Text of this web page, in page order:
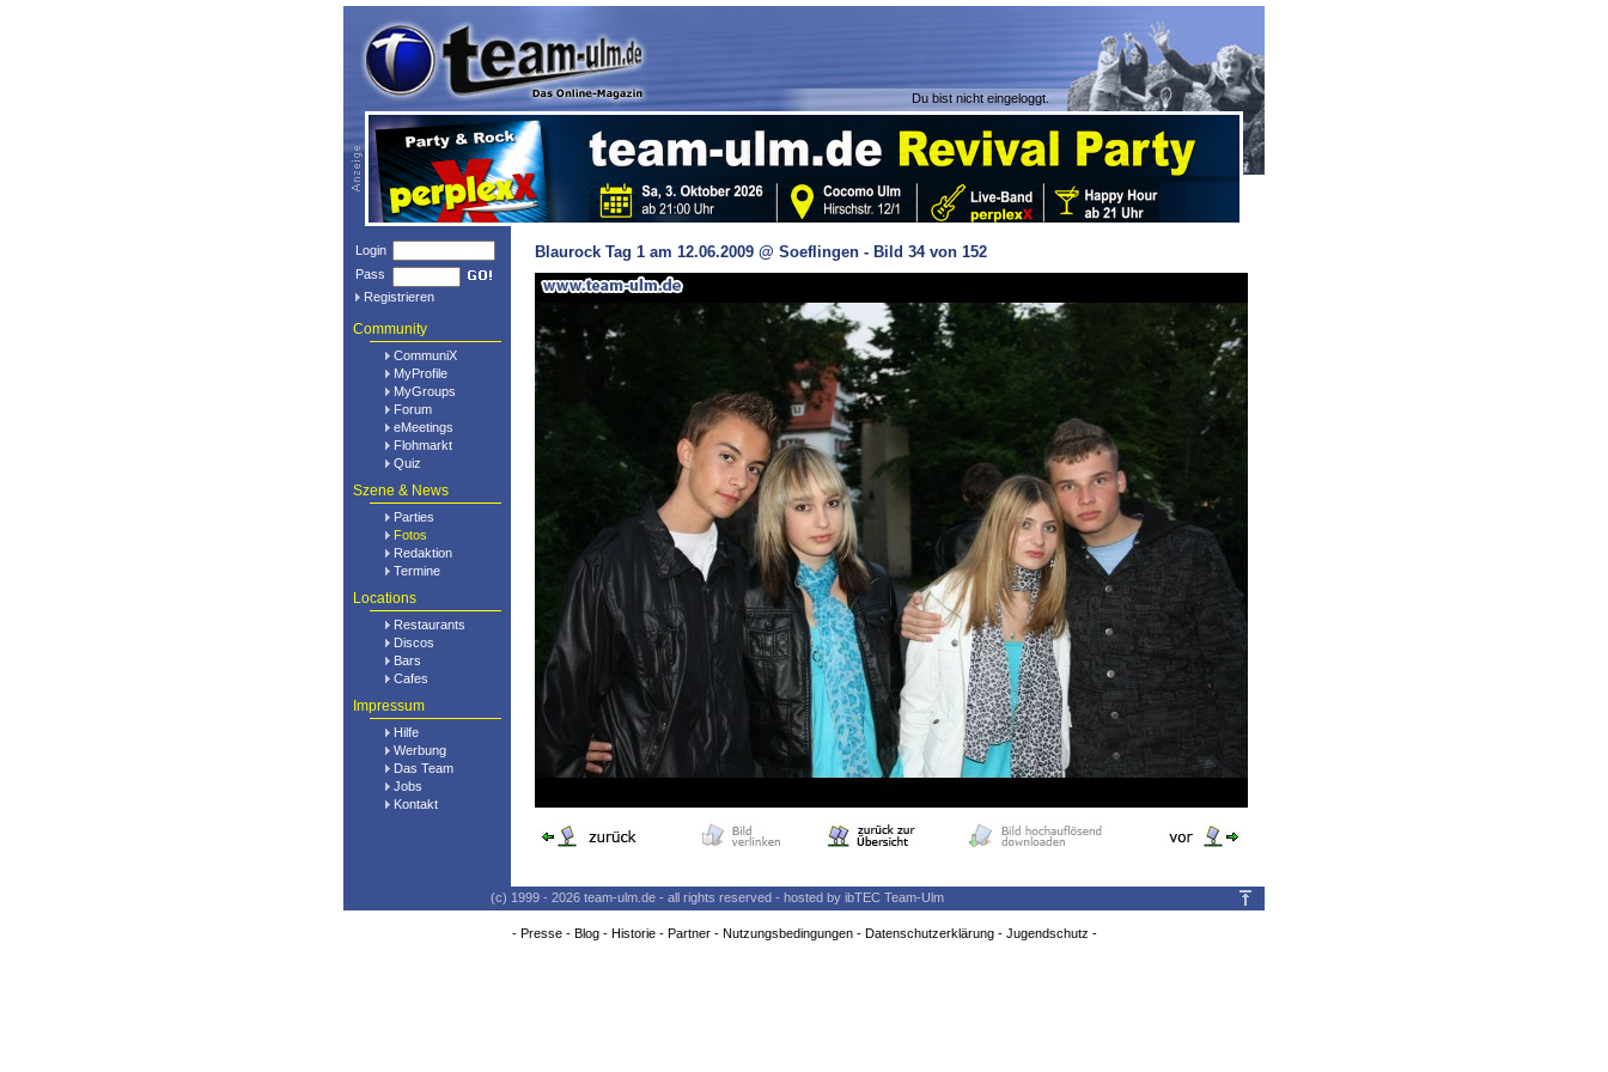
Du bist nicht eingeloggt.
Login
Pass
Registrieren
Community
CommuniX
MyProfile
MyGroups
Forum
eMeetings
Flohmarkt
Quiz
Szene & News
Parties
Fotos
Redaktion
Termine
Locations
Restaurants
Discos
Bars
Cafes
Impressum
Hilfe
Werbung
Das Team
Jobs
Kontakt
Blaurock Tag 1 am 12.06.2009 @ Soeflingen - Bild 34 von 152
(c) 1999 - 2026 team-ulm.de - all rights reserved - hosted by ibTEC Team-Ulm
- Presse- Blog- Historie- Partner- Nutzungsbedingungen- Datenschutzerklärung- Jugendschutz -